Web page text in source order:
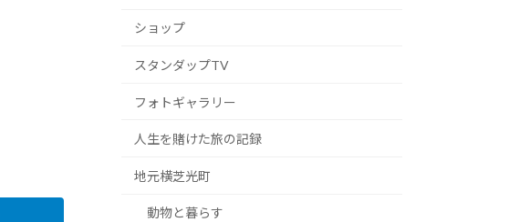
ショップ
スタンダップTV
フォトギャラリー
人生を賭けた旅の記録
地元横芝光町
動物と暮らす